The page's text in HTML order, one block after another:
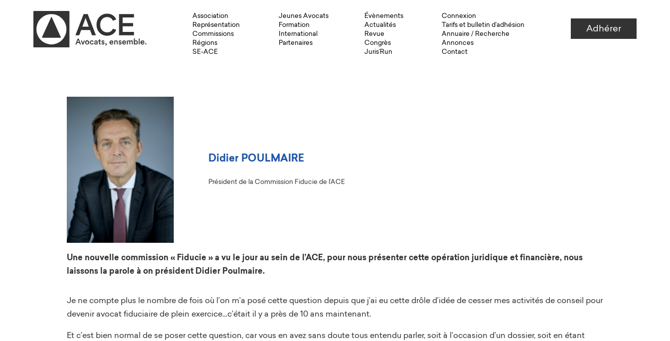
Association
Représentation
Commissions
Régions
SE-ACE
Jeunes Avocats
Formation
International
Partenaires
Évènements
Actualités
Revue
Congrès
Juris’Run
Connexion
Tarifs et bulletin d’adhésion
Annuaire / Recherche
Annonces
Contact
Adhérer
Didier POULMAIRE
Président de la Commission Fiducie de l’ACE
Une nouvelle commission « Fiducie » a vu le jour au sein de l’ACE, pour nous présenter cette opération juridique et financière, nous
laissons la parole à on président Didier Poulmaire.
Je ne compte plus le nombre de fois où l’on m’a posé cette question depuis que j’ai eu cette drôle d’idée de cesser mes activités de conseil pour
devenir avocat fiduciaire de plein exercice…c’était il y a près de 10 ans maintenant.
Et c’est bien normal de se poser cette question, car vous en avez sans doute tous entendu parler, soit à l’occasion d’un dossier, soit en étant